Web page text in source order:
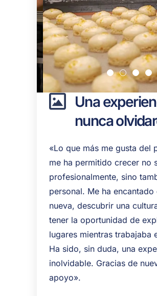
Una
nunca
«Lo que más me gusta del
me ha permitido crecer no
profesionalmente, sino
personal. Me ha
nueva, descubrir una
tener la oportunidad de
lugares mientras trabajaba
Ha sido, sin duda, una
inolvidable. Gracias de
apoyo».